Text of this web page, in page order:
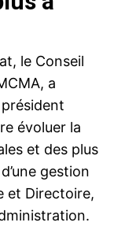
le Conseil
a
évoluer la
et des plus
gestion
et Directoire,